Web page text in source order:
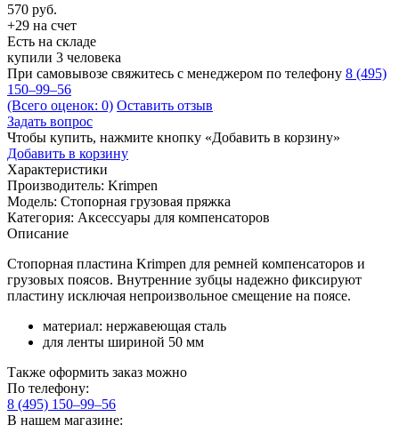
570 руб.
+29 на счет
Есть на складе
купили 3 человека
При самовывозе свяжитесь с менеджером по телефону 8 (495)
150–99–56
(Всего оценок: 0) Оставить отзыв
Задать вопрос
Чтобы купить, нажмите кнопку «Добавить в корзину»
Добавить в корзину
Характеристики
Производитель: Krimpen
Модель: Стопорная грузовая пряжка
Категория: Аксессуары для компенсаторов
Описание
Стопорная пластина Krimpen для ремней компенсаторов и
грузовых поясов. Внутренние зубцы надежно фиксируют
пластину исключая непроизвольное смещение на поясе.
материал: нержавеющая сталь
для ленты шириной 50 мм
Также оформить заказ можно
По телефону:
8 (495) 150–99–56
В нашем магазине: